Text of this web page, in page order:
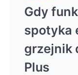
Gdy
spotyka
grzejnik
Plus